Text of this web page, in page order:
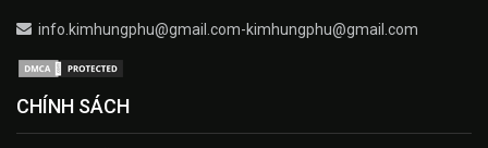
info.kimhungphu@gmail.com-kimhungphu@gmail.com
CHÍNH SÁCH